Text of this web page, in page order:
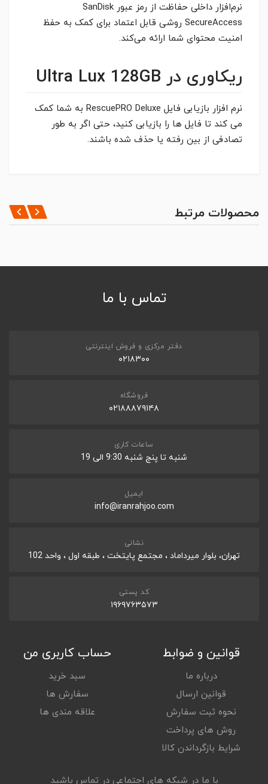
نرم‌افزار داخلی حفاظت از رمز عبور SanDisk
SecureAccess روشی قابل اعتماد برای کمک به حفظ
امنیت محتوای شما ارائه می‌کند.
ریکاوری در Ultra Lux 128GB
نرم افزار بازیابی فایل RescuePRO Deluxe به شما کمک
می کند تا فایل ها را بازیابی کنید، حتی اگر به طور
تصادفی از بین رفته یا حذف شده باشند.
128GB
PORT TYPE
*
ثبت نظر
محصولات مرتبط
تماس با ما
دفتر مرکزی و فروش اینترنتی
۰۲۱۸۳۰۰
فروشگاه
۰۲۱۸۸۸۷۹۱۴۸
ساعات کاری
شنبه تا پنج شنبه 9:30 الی 19
ایمیل
info@iranrahjoo.com
نشانی
تهران، بلوار میرداماد ، مجتمع پایتخت ، طبقه اول ، واحد 102
کد پستی
۱۹۶۹۷۶۳۵۷۳
قوانین و ضوابط
درباره ما
قوانین ارسال
نحوه ثبت سفارش
روش های پرداخت
شرایط بازگرداندن کالا
حساب کاربری من
سبد خرید
سفارش ها
علاقه مندی ها
با ما در شبکه های اجتماعی در تماس باشید